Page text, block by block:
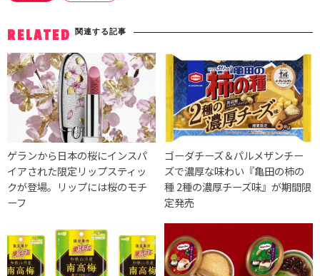
RELATED 関連する記事
ゲランから日本の桜にインスパ
イアされた限定リップスティッ
クが登場。リップには桜のモチ
ーフ
ゴーダチーズ＆パルメザンチー
ズで濃厚な味わい『亀田の柿の
種 2種の濃厚チーズ味』が期間限
定発売